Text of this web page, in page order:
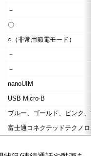
－
〇
○（非常用節電モード）
－
－
nanoUIM
USB Micro-B
ブルー、ゴールド、ピンク、ブ
富士通コネクテッドテクノロジ